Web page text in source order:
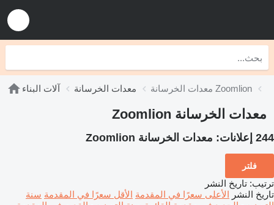
آلات البناء معدات الخرسانة معدات الخرسانة Zoomlion
معدات الخرسانة Zoomlion
244 إعلانات: معدات الخرسانة Zoomlion
فلتر
ترتيب: تاريخ النشر
تاريخ النشر الأعلى سعرًا في المقدمة الأقل سعرًا في المقدمة سنة